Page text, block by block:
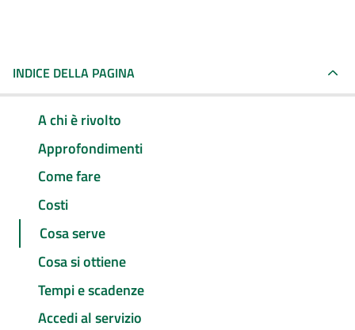
INDICE DELLA PAGINA
A chi è rivolto
Approfondimenti
Come fare
Costi
Cosa serve
Cosa si ottiene
Tempi e scadenze
Accedi al servizio